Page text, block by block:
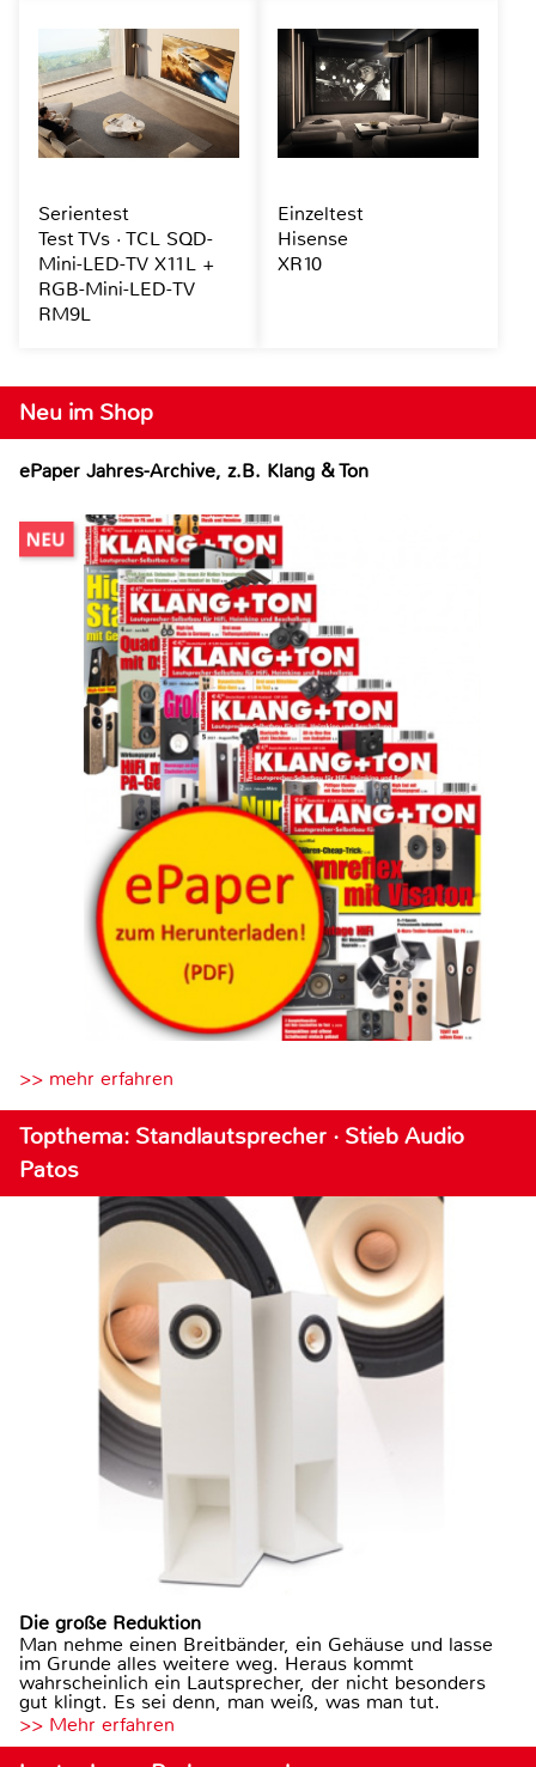
Neu im Shop
ePaper Jahres-Archive, z.B. Klang & Ton
>> mehr erfahren
Topthema: Standlautsprecher · Stieb Audio
Patos
Die große Reduktion
Man nehme einen Breitbänder, ein Gehäuse und lasse
im Grunde alles weitere weg. Heraus kommt
wahrscheinlich ein Lautsprecher, der nicht besonders
gut klingt. Es sei denn, man weiß, was man tut.
>> Mehr erfahren
Serientest
Test TVs · TCL SQD-
Mini-LED-TV X11L +
RGB-Mini-LED-TV
RM9L
Einzeltest
Hisense
XR10